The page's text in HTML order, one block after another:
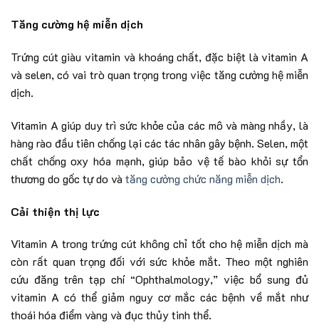
Tăng cường hệ miễn dịch
Trứng cút giàu vitamin và khoáng chất, đặc biệt là vitamin A
và selen, có vai trò quan trọng trong việc tăng cường hệ miễn
dịch.
Vitamin A giúp duy trì sức khỏe của các mô và màng nhầy, là
hàng rào đầu tiên chống lại các tác nhân gây bệnh. Selen, một
chất chống oxy hóa mạnh, giúp bảo vệ tế bào khỏi sự tổn
thương do gốc tự do và tăng cường chức năng miễn dịch.
Cải thiện thị lực
Vitamin A trong trứng cút không chỉ tốt cho hệ miễn dịch mà
còn rất quan trọng đối với sức khỏe mắt. Theo một nghiên
cứu đăng trên tạp chí “Ophthalmology,” việc bổ sung đủ
vitamin A có thể giảm nguy cơ mắc các bệnh về mắt như
thoái hóa điểm vàng và đục thủy tinh thể.